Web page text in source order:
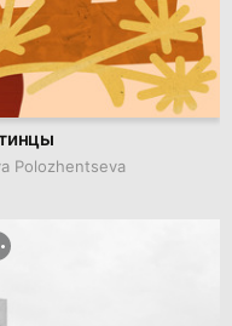
Polozhentseva